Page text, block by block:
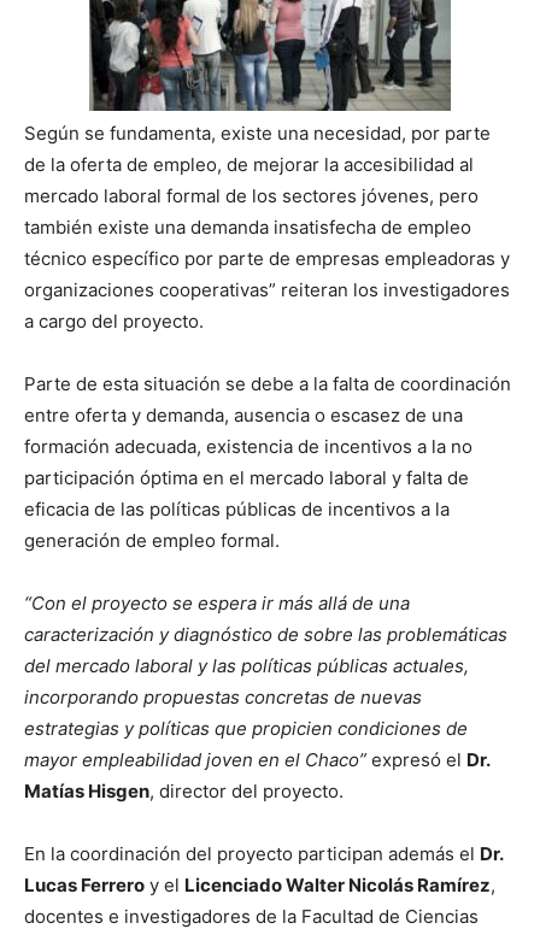
Según se fundamenta, existe una necesidad, por parte
de la oferta de empleo, de mejorar la accesibilidad al
mercado laboral formal de los sectores jóvenes, pero
también existe una demanda insatisfecha de empleo
técnico específico por parte de empresas empleadoras y
organizaciones cooperativas” reiteran los investigadores
a cargo del proyecto.
Parte de esta situación se debe a la falta de coordinación
entre oferta y demanda, ausencia o escasez de una
formación adecuada, existencia de incentivos a la no
participación óptima en el mercado laboral y falta de
eficacia de las políticas públicas de incentivos a la
generación de empleo formal.
“Con el proyecto se espera ir más allá de una
caracterización y diagnóstico de sobre las problemáticas
del mercado laboral y las políticas públicas actuales,
incorporando propuestas concretas de nuevas
estrategias y políticas que propicien condiciones de
mayor empleabilidad joven en el Chaco” expresó el Dr.
Matías Hisgen, director del proyecto.
En la coordinación del proyecto participan además el Dr.
Lucas Ferrero y el Licenciado Walter Nicolás Ramírez,
docentes e investigadores de la Facultad de Ciencias